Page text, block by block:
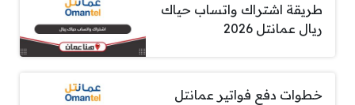
طريقة اشتراك واتساب حياك
ريال عمانتل 2026
خطوات دفع فواتير عمانتل